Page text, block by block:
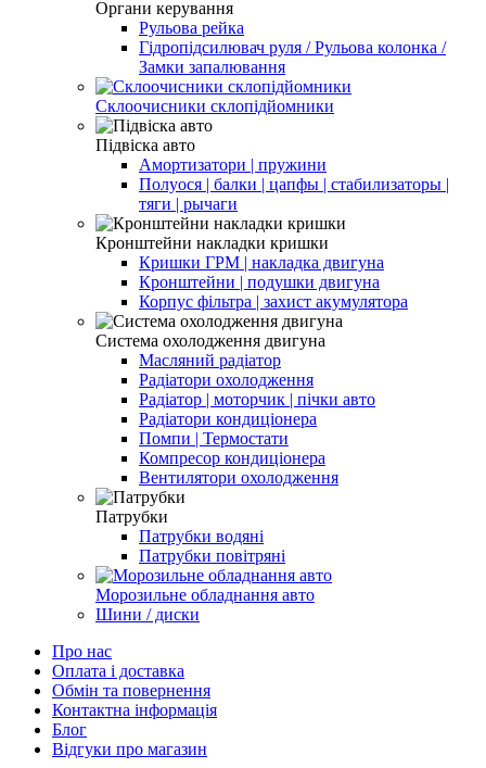
Органи керування
Рульова рейка
Гідропідсилювач руля / Рульова колонка /
Замки запалювання
Склоочисники склопідйомники
Підвіска авто
Амортизатори | пружини
Полуося | балки | цапфы | стабилизаторы |
тяги | рычаги
Кронштейни накладки кришки
Кришки ГРМ | накладка двигуна
Кронштейни | подушки двигуна
Корпус фільтра | захист акумулятора
Система охолодження двигуна
Масляний радіатор
Радіатори охолодження
Радіатор | моторчик | пічки авто
Радіатори кондиціонера
Помпи | Термостати
Компресор кондиціонера
Вентилятори охолодження
Патрубки
Патрубки водяні
Патрубки повітряні
Морозильне обладнання авто
Шини / диски
Про нас
Оплата і доставка
Обмін та повернення
Контактна інформація
Блог
Відгуки про магазин